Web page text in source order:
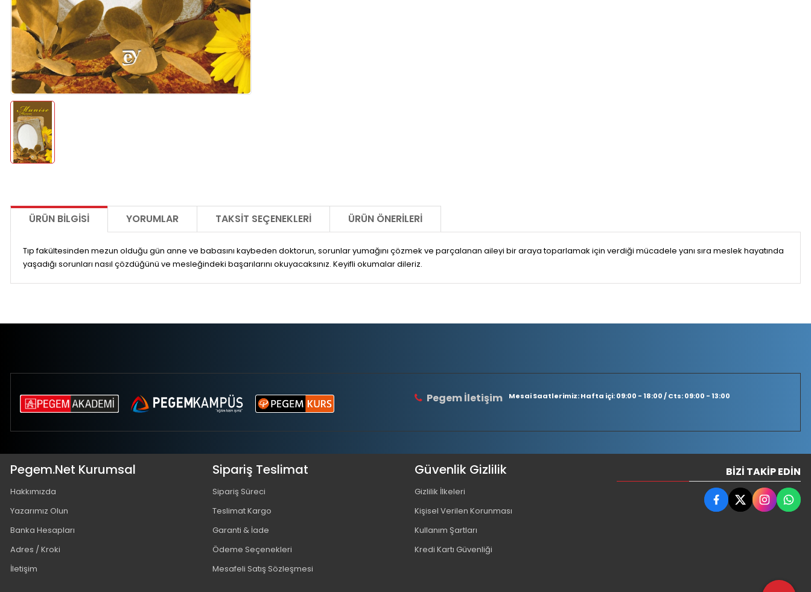
ÜRÜN BILGISI YORUMLAR TAKSIT SEÇENEKLERI ÜRÜN ÖNERILERI
Tıp fakültesinden mezun olduğu gün anne ve babasını kaybeden doktorun, sorunlar yumağını çözmek ve parçalanan aileyi bir araya toparlamak için verdiği mücadele yanı sıra meslek hayatında
yaşadığı sorunları nasıl çözdüğünü ve mesleğindeki başarılarını okuyacaksınız. Keyifli okumalar dileriz.
Pegem İletişim Mesai Saatlerimiz: Hafta içi: 09:00 - 18:00 / Cts: 09:00 - 13:00
Pegem.Net Kurumsal
Hakkımızda
Yazarımız Olun
Banka Hesapları
Adres / Kroki
İletişim
Sipariş Teslimat
Sipariş Süreci
Teslimat Kargo
Garanti & İade
Ödeme Seçenekleri
Mesafeli Satış Sözleşmesi
Güvenlik Gizlilik
Gizlilik İlkeleri
Kişisel Verilen Korunması
Kullanım Şartları
Kredi Kartı Güvenliği
BIZI TAKIP EDIN